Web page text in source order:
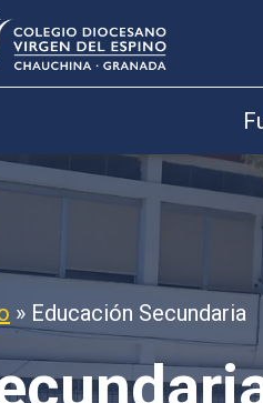
» Educación Secundaria